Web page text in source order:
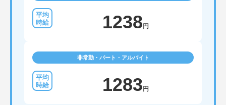
1238 円
非常勤・パート・アルバイト
1283 円